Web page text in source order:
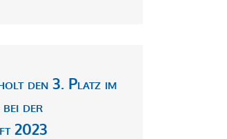
den 3. Platz im
der
2023